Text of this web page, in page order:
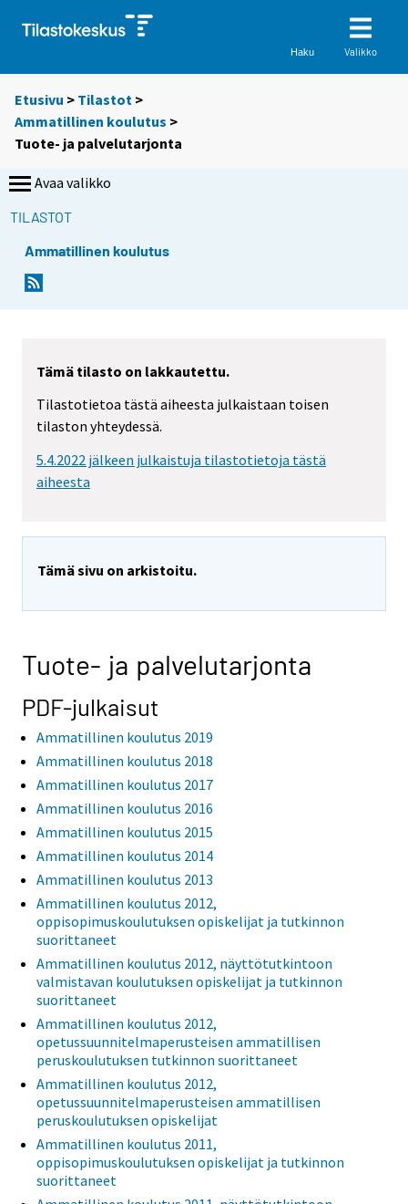
Haku Valikko
Etusivu > Tilastot >
Ammatillinen koulutus >
Tuote- ja palvelutarjonta
Avaa valikko
TILASTOT
Ammatillinen koulutus
Tämä tilasto on lakkautettu.
Tilastotietoa tästä aiheesta julkaistaan toisen
tilaston yhteydessä.
5.4.2022 jälkeen julkaistuja tilastotietoja tästä
aiheesta
Tämä sivu on arkistoitu.
Tuote- ja palvelutarjonta
PDF-julkaisut
Ammatillinen koulutus 2019
Ammatillinen koulutus 2018
Ammatillinen koulutus 2017
Ammatillinen koulutus 2016
Ammatillinen koulutus 2015
Ammatillinen koulutus 2014
Ammatillinen koulutus 2013
Ammatillinen koulutus 2012,
oppisopimuskoulutuksen opiskelijat ja tutkinnon
suorittaneet
Ammatillinen koulutus 2012, näyttötutkintoon
valmistavan koulutuksen opiskelijat ja tutkinnon
suorittaneet
Ammatillinen koulutus 2012,
opetussuunnitelmaperusteisen ammatillisen
peruskoulutuksen tutkinnon suorittaneet
Ammatillinen koulutus 2012,
opetussuunnitelmaperusteisen ammatillisen
peruskoulutuksen opiskelijat
Ammatillinen koulutus 2011,
oppisopimuskoulutuksen opiskelijat ja tutkinnon
suorittaneet